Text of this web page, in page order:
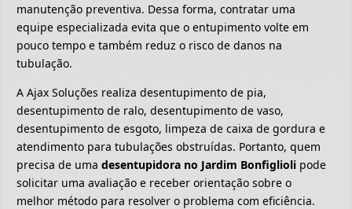
manutenção preventiva. Dessa forma, contratar uma
equipe especializada evita que o entupimento volte em
pouco tempo e também reduz o risco de danos na
tubulação.
A Ajax Soluções realiza desentupimento de pia,
desentupimento de ralo, desentupimento de vaso,
desentupimento de esgoto, limpeza de caixa de gordura e
atendimento para tubulações obstruídas. Portanto, quem
precisa de uma desentupidora no Jardim Bonfiglioli pode
solicitar uma avaliação e receber orientação sobre o
melhor método para resolver o problema com eficiência.